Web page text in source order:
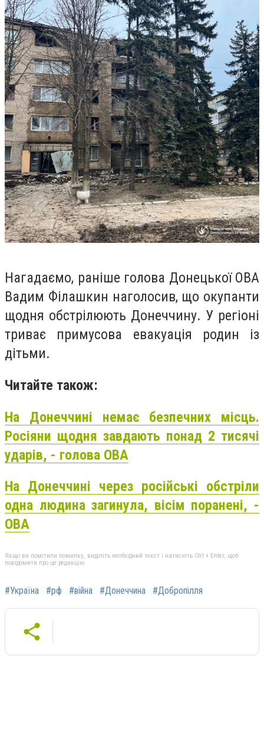
Нагадаємо, раніше голова Донецької ОВА
Вадим Філашкин наголосив, що окупанти
щодня обстрілюють Донеччину. У регіоні
триває примусова евакуація родин із
дітьми.
Читайте також:
На Донеччині немає безпечних місць.
Росіяни щодня завдають понад 2 тисячі
ударів, - голова ОВА
На Донеччині через російські обстріли
одна людина загинула, вісім поранені, -
ОВА
Якщо ви помітили помилку, виділіть необхідний текст і натисніть Ctrl + Enter, щоб
повідомити про це редакцію
#Україна #рф #війна #Донеччина #Добропілля